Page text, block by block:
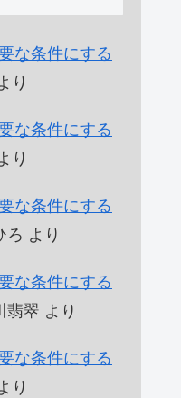
な条件にする
り
な条件にする
り
な条件にする
ろ より
な条件にする
翡翠 より
な条件にする
り